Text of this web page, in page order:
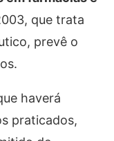
que trata
prevê o
haverá
praticados,